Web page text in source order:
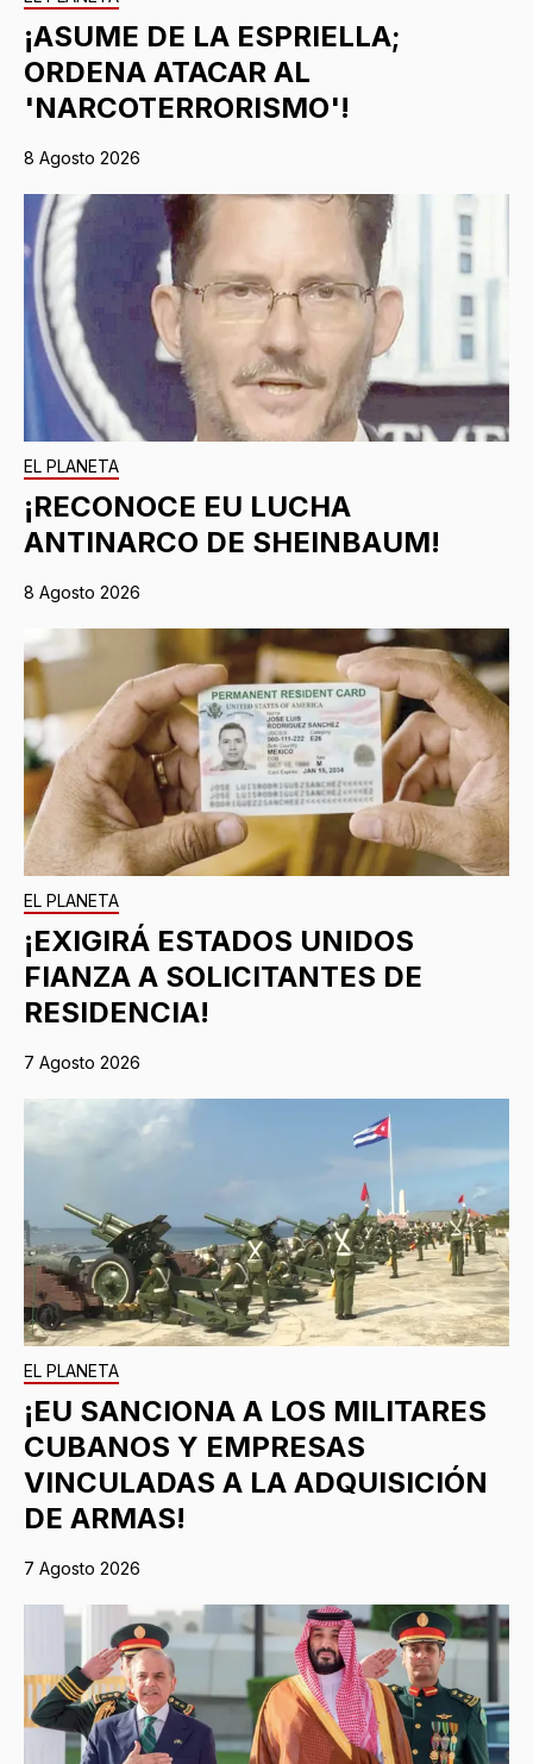
¡ASUME DE LA ESPRIELLA;
ORDENA ATACAR AL
'NARCOTERRORISMO'!
8 Agosto 2026
EL PLANETA
¡RECONOCE EU LUCHA
ANTINARCO DE SHEINBAUM!
8 Agosto 2026
EL PLANETA
¡EXIGIRÁ ESTADOS UNIDOS
FIANZA A SOLICITANTES DE
RESIDENCIA!
7 Agosto 2026
EL PLANETA
¡EU SANCIONA A LOS MILITARES
CUBANOS Y EMPRESAS
VINCULADAS A LA ADQUISICIÓN
DE ARMAS!
7 Agosto 2026